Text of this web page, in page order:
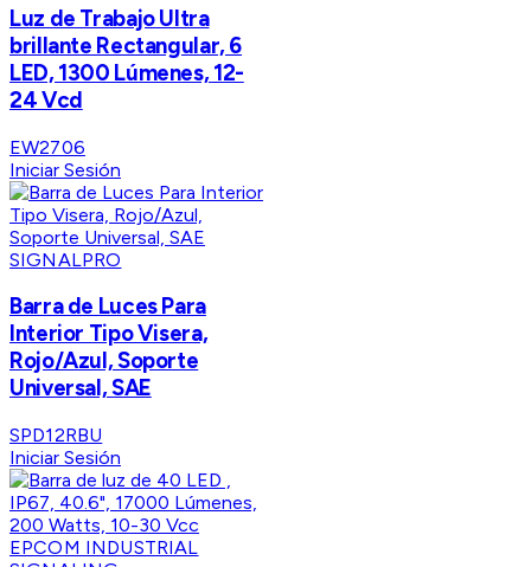
Luz de Trabajo Ultra
brillante Rectangular, 6
LED, 1300 Lúmenes, 12-
24 Vcd
EW2706
Iniciar Sesión
SIGNALPRO
Barra de Luces Para
Interior Tipo Visera,
Rojo/Azul, Soporte
Universal, SAE
SPD12RBU
Iniciar Sesión
EPCOM INDUSTRIAL